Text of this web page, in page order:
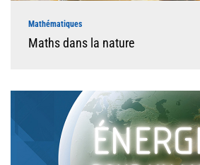
Mathématiques
Maths dans la nature